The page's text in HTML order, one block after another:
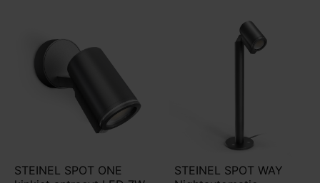
STEINEL SPOT ONE
STEINEL SPOT WAY